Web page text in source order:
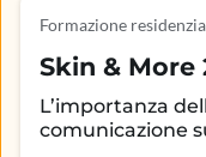
Formazione
Skin & More
L’importanza
comunicazione